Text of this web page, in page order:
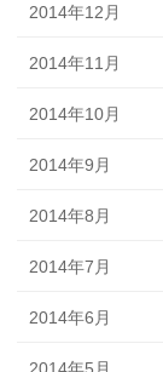
2014年12月
2014年11月
2014年10月
2014年9月
2014年8月
2014年7月
2014年6月
2014年5月